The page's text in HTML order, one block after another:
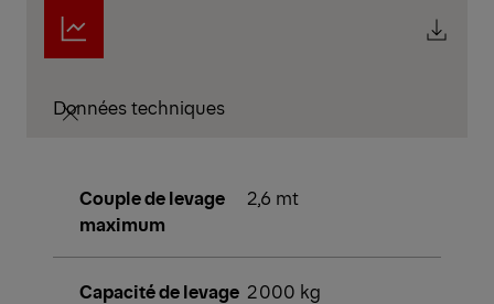
Données techniques
Couple de levage
maximum
2,6 mt
Capacité de levage 2 000 kg